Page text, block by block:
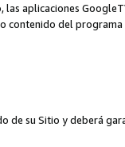
aplicaciones
contenido del
de su Sitio y deberá